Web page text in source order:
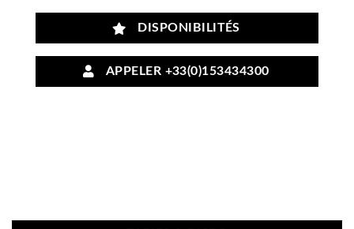
DISPONIBILITÉS
APPELER +33(0)153434300